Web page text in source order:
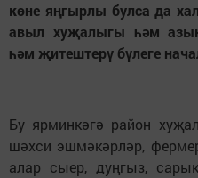
көне яңгырлы булса да
авыл хуҗалыгы һәм
һәм җитештерү бүлеге
Бу ярминкәгә район
шәхси эшмәкәрләр,
алар сыер, дуңгыз,